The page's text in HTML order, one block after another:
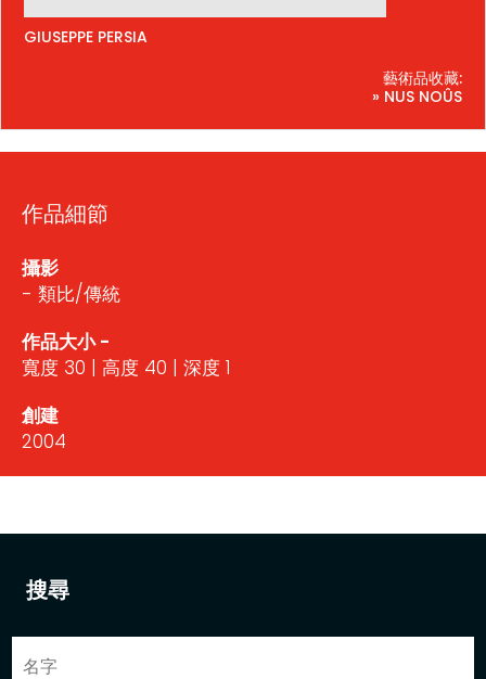
搜尋
GIUSEPPE PERSIA
藝術品收藏:
» NUS NOÛS
作品細節
攝影
- 類比/傳統
作品大小 -
寬度 30 | 高度 40 | 深度 1
創建
2004